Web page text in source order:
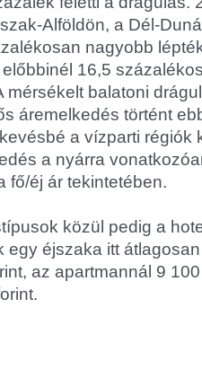
Alföldön, a Dél-
nagyobb
16,5
mérsékelt balatoni
áremelkedés történt
a vízparti régiók
a nyárra
fő/éj ár tekintetében.
közül pedig a
egy éjszaka itt
az apartmannál 9